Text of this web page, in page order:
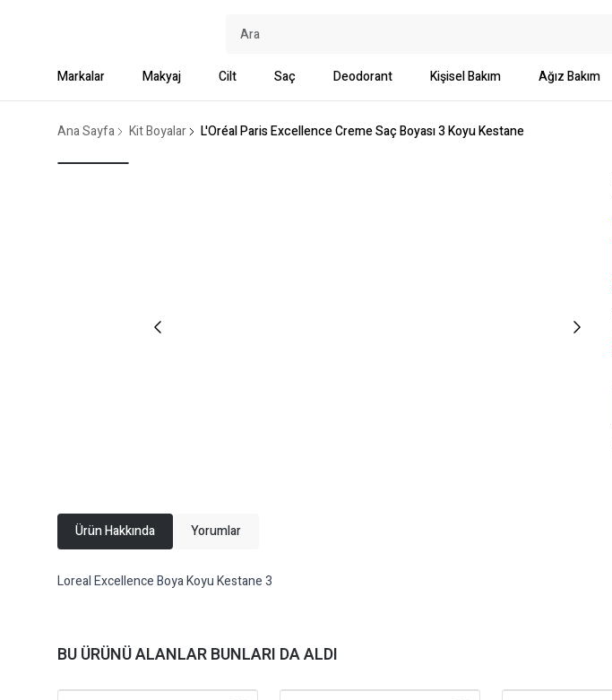
Markalar Makyaj Cilt Saç Deodorant Kişisel Bakım Ağız Bakım
Ana Sayfa Kit Boyalar L'Oréal Paris Excellence Creme Saç Boyası 3 Koyu Kestane
Ürün Hakkında Yorumlar
Loreal Excellence Boya Koyu Kestane 3
BU ÜRÜNÜ ALANLAR BUNLARI DA ALDI